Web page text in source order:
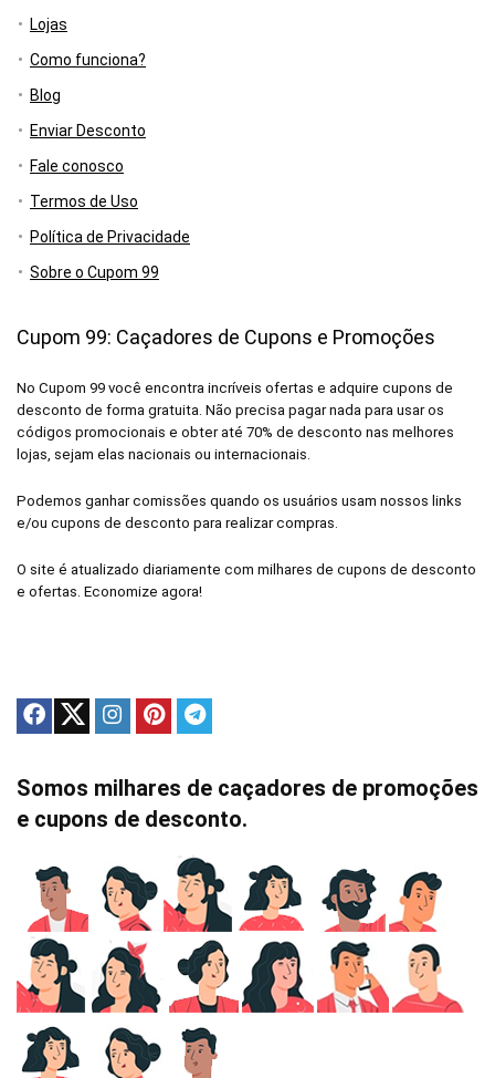
Lojas
Como funciona?
Blog
Enviar Desconto
Fale conosco
Termos de Uso
Política de Privacidade
Sobre o Cupom 99
Cupom 99: Caçadores de Cupons e Promoções
No Cupom 99 você encontra incríveis ofertas e adquire cupons de
desconto de forma gratuita. Não precisa pagar nada para usar os
códigos promocionais e obter até 70% de desconto nas melhores
lojas, sejam elas nacionais ou internacionais.
Podemos ganhar comissões quando os usuários usam nossos links
e/ou cupons de desconto para realizar compras.
O site é atualizado diariamente com milhares de cupons de desconto
e ofertas. Economize agora!
Somos milhares de caçadores de promoções
e cupons de desconto.